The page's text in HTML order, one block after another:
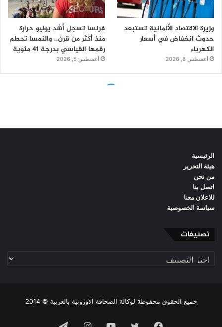
الرئيسية
هيئة التحرير
من نحن
اتصل بنا
للاعلان معنا
سياسة الخصوصية
تصنيفات
تصنيفات
جميع الحقوق محفوظة لوكالة الصحافة الاوروبية بالعربية © 2014